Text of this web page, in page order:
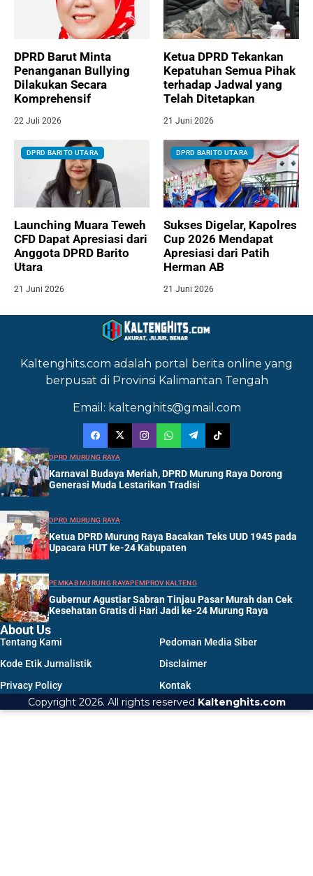
DPRD Barut Minta
Penanganan Bullying
Dilakukan Secara
Komprehensif
22 Juli 2026
Ketua DPRD Tekankan
Kepatuhan Semua Pihak
terhadap Jadwal yang
Telah Ditetapkan
21 Juni 2026
DPRD BARITO UTARA
Launching Muara Teweh
CFD Dapat Apresiasi dari
Anggota DPRD Barito
Utara
21 Juni 2026
DPRD BARITO UTARA
Sukses Digelar, Kapolres
Cup 2026 Mendapat
Apresiasi dari Patih
Herman AB
21 Juni 2026
Kaltenghits.com adalah portal berita online yang
berpusat di Provinsi Kalimantan Tengah
Email: kaltenghits@gmail.com
DPRD MURUNG RAYA
Karnaval Budaya Meriah, DPRD Murung Raya Dorong
Generasi Muda Lestarikan Tradisi
DPRD MURUNG RAYA
Ketua DPRD Murung Raya Bacakan Teks UUD 1945 pada
Upacara HUT ke-24 Kabupaten
PEMKAB MURUNG RAYAPEMPROV KALTENG
Gubernur Agustiar Sabran Tinjau Pasar Murah dan Cek
Kesehatan Gratis di Hari Jadi ke-24 Murung Raya
About Us
Tentang Kami
Pedoman Media Siber
Kode Etik Jurnalistik
Disclaimer
Privacy Policy
Kontak
Copyright 2026. All rights reserved Kaltenghits.com